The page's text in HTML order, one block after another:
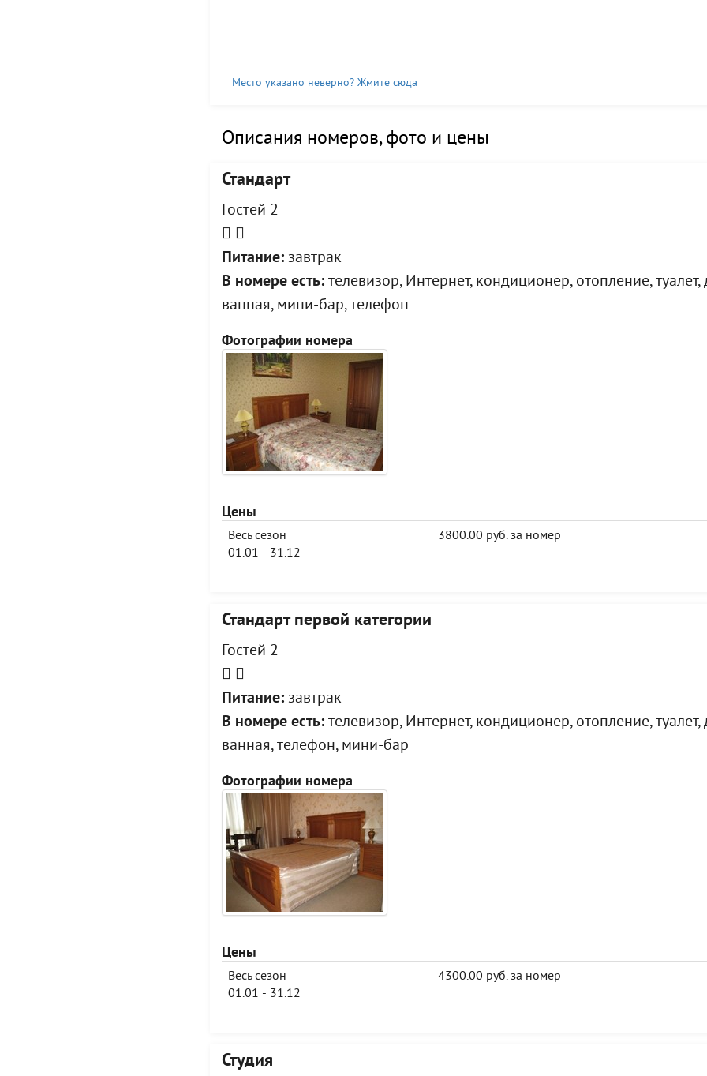
Место указано неверно? Жмите сюда
Описания номеров, фото и цены
Стандарт
Гостей 2
Питание:завтрак
В номере есть:телевизор, Интернет, кондиционер, отопление,
ванная, мини-бар, телефон
Фотографии номера
Цены
Весь сезон
01.01 - 31.12
3800.00 руб. за номер
Стандарт первой категории
Гостей 2
Питание:завтрак
В номере есть:телевизор, Интернет, кондиционер, отопление,
ванная, телефон, мини-бар
Фотографии номера
Цены
Весь сезон
01.01 - 31.12
4300.00 руб. за номер
Студия